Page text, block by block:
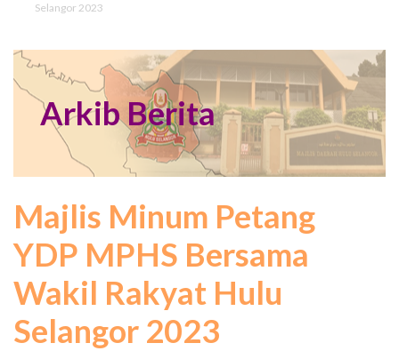
Selangor 2023
Arkib Berita
Majlis Minum Petang
YDP MPHS Bersama
Wakil Rakyat Hulu
Selangor 2023